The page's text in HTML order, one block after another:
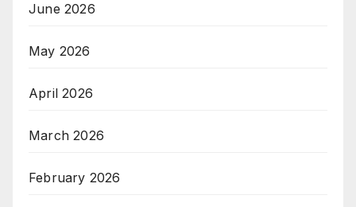
June 2026
May 2026
April 2026
March 2026
February 2026